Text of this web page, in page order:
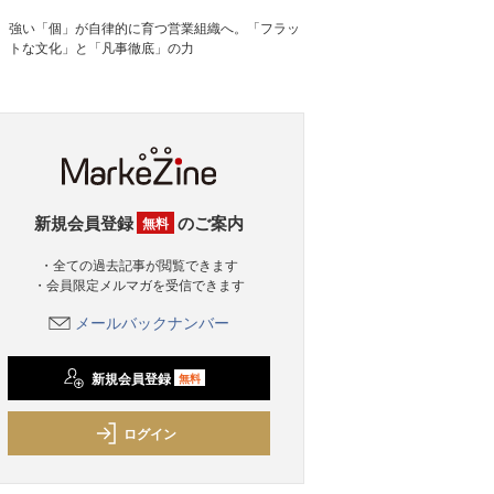
強い「個」が自律的に育つ営業組織へ。「フラッ
トな文化」と「凡事徹底」の力
新規会員登録 無料 のご案内
・全ての過去記事が閲覧できます
・会員限定メルマガを受信できます
メールバックナンバー
新規会員登録 無料
ログイン